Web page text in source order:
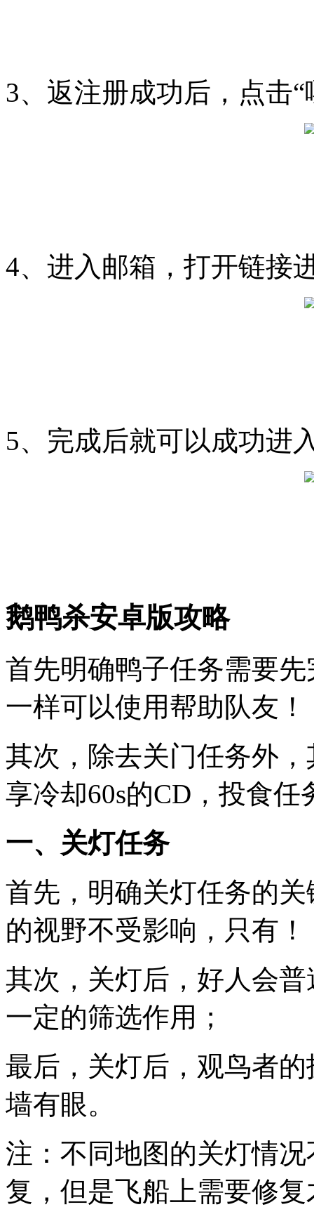
3、返注册成功后，点击“
4、进入邮箱，打开链接
5、完成后就可以成功进
鹅鸭杀安卓版攻略
首先明确鸭子任务需要
一样可以使用帮助队友！
其次，除去关门任务外
享冷却60s的CD，投食
一、关灯任务
首先，明确关灯任务的
的视野不受影响，只有！
其次，关灯后，好人会
一定的筛选作用；
最后，关灯后，观鸟者
墙有眼。
注：不同地图的关灯情
复，但是飞船上需要修